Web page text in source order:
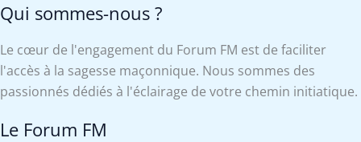
Qui sommes-nous ?
Le cœur de l'engagement du Forum FM est de faciliter
l'accès à la sagesse maçonnique. Nous sommes des
passionnés dédiés à l'éclairage de votre chemin initiatique.
Le Forum FM